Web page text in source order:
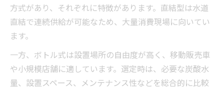
方式があり、それぞれに特徴があります。直結型は水道
直結で連続供給が可能なため、大量消費現場に向いてい
ます。
一方、ボトル式は設置場所の自由度が高く、移動販売車
や小規模店舗に適しています。選定時は、必要な炭酸水
量、設置スペース、メンテナンス性などを総合的に比較